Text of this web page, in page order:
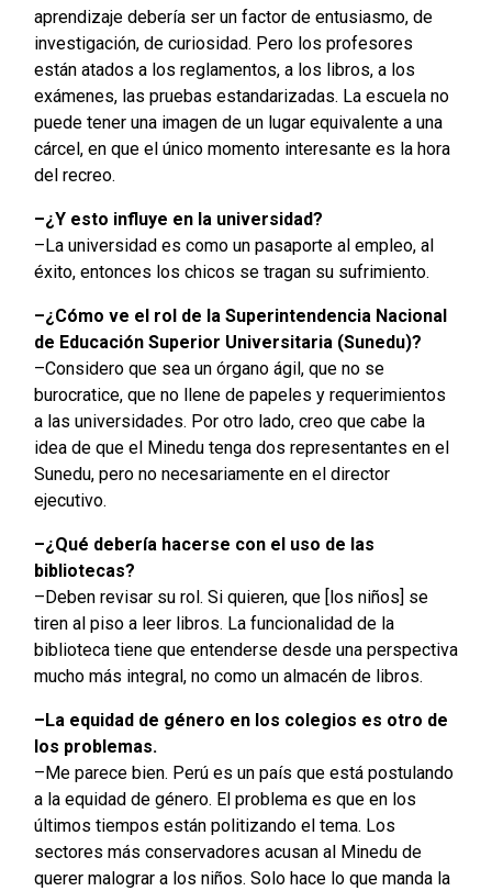
aprendizaje debería ser un factor de entusiasmo, de
investigación, de curiosidad. Pero los profesores
están atados a los reglamentos, a los libros, a los
exámenes, las pruebas estandarizadas. La escuela no
puede tener una imagen de un lugar equivalente a una
cárcel, en que el único momento interesante es la hora
del recreo.
–¿Y esto influye en la universidad?
–La universidad es como un pasaporte al empleo, al
éxito, entonces los chicos se tragan su sufrimiento.
–¿Cómo ve el rol de la Superintendencia Nacional
de Educación Superior Universitaria (Sunedu)?
–Considero que sea un órgano ágil, que no se
burocratice, que no llene de papeles y requerimientos
a las universidades. Por otro lado, creo que cabe la
idea de que el Minedu tenga dos representantes en el
Sunedu, pero no necesariamente en el director
ejecutivo.
–¿Qué debería hacerse con el uso de las
bibliotecas?
–Deben revisar su rol. Si quieren, que [los niños] se
tiren al piso a leer libros. La funcionalidad de la
biblioteca tiene que entenderse desde una perspectiva
mucho más integral, no como un almacén de libros.
–La equidad de género en los colegios es otro de
los problemas.
–Me parece bien. Perú es un país que está postulando
a la equidad de género. El problema es que en los
últimos tiempos están politizando el tema. Los
sectores más conservadores acusan al Minedu de
querer malograr a los niños. Solo hace lo que manda la